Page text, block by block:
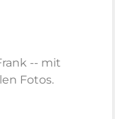
-- mit
Fotos.